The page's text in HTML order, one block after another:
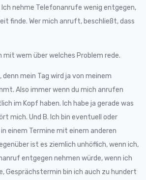
nehme Telefonanrufe wenig entgegen,
finde. Wer mich anruft, beschließt, dass
mit wem über welches Problem rede.
denn mein Tag wird ja von meinem
Also immer wenn du mich anrufen
im Kopf haben. Ich habe ja gerade was
mich. Und B. Ich bin eventuell oder
einem Termine mit einem anderen
ist es ziemlich unhöflich, wenn ich,
entgegen nehmen würde, wenn ich
Gesprächstermin bin ich auch zu hundert